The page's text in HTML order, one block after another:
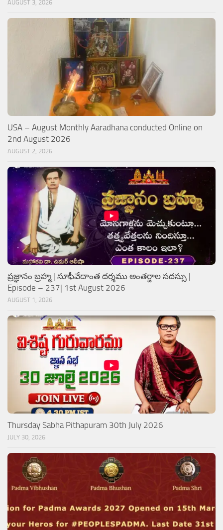
AUGUST 3, 2026
USA – August Monthly Aaradhana conducted Online on
2nd August 2026
AUGUST 2, 2026
ప్రజ్ఞానం బ్రహ్మ | సూఫీవేదాంత దర్శము అంతర్జాల సదస్సు |
Episode – 237| 1st August 2026
AUGUST 1, 2026
Thursday Sabha Pithapuram 30th July 2026
JULY 30, 2026